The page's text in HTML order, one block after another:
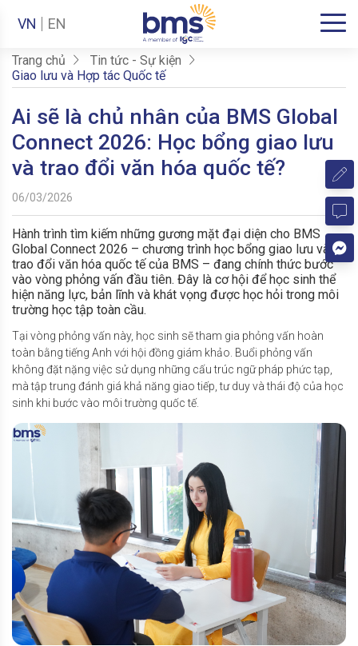
VN EN
Trang chủ
Tin tức - Sự kiện
Giao lưu và Hợp tác Quốc tế
Ai sẽ là chủ nhân của BMS Global
Connect 2026: Học bổng giao lưu
và trao đổi văn hóa quốc tế?
06/03/2026
Hành trình tìm kiếm những gương mặt đại diện cho BMS
Global Connect 2026 – chương trình học bổng giao lưu và
trao đổi văn hóa quốc tế của BMS – đang chính thức bước
vào vòng phỏng vấn đầu tiên. Đây là cơ hội để học sinh thể
hiện năng lực, bản lĩnh và khát vọng được học hỏi trong môi
trường học tập toàn cầu.
Tại vòng phỏng vấn này, học sinh sẽ tham gia phỏng vấn hoàn
toàn bằng tiếng Anh với hội đồng giám khảo. Buổi phỏng vấn
không đặt nặng việc sử dụng những cấu trúc ngữ pháp phức tạp,
mà tập trung đánh giá khả năng giao tiếp, tư duy và thái độ của học
sinh khi bước vào môi trường quốc tế.